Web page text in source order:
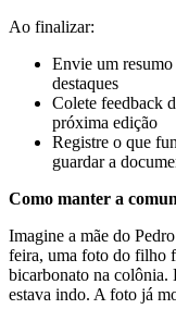
Ao finalizar:
Envie um resumo
destaques
Colete feedback
próxima edição
Registre o que
guardar a
Como manter a
Imagine a mãe do
feira, uma foto do filho
bicarbonato na colônia.
estava indo. A foto já